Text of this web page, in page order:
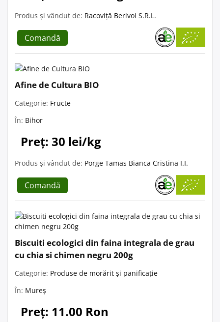
Produs și vândut de: Racoviță Berivoi S.R.L.
Comandă
Afine de Cultura BIO
Categorie: Fructe
În: Bihor
Preț: 30 lei/kg
Produs și vândut de: Porge Tamas Bianca Cristina I.I.
Comandă
Biscuiti ecologici din faina integrala de grau
cu chia si chimen negru 200g
Categorie: Produse de morărit și panificație
În: Mureș
Preț: 11.00 Ron